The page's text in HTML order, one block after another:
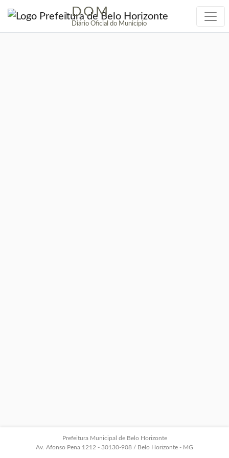
| DOM
Diário Oficial do Município
Prefeitura Municipal de Belo Horizonte
Av. Afonso Pena 1212 - 30130-908 / Belo Horizonte - MG